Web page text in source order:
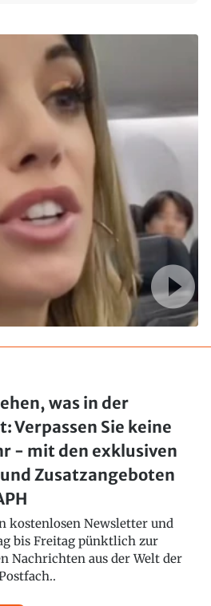
was in der
Verpassen Sie keine
- mit den exklusiven
Zusatzangeboten
kostenlosen Newsletter und
bis Freitag pünktlich zur
Nachrichten aus der Welt der